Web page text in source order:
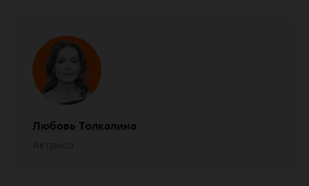
Любовь Толкалина